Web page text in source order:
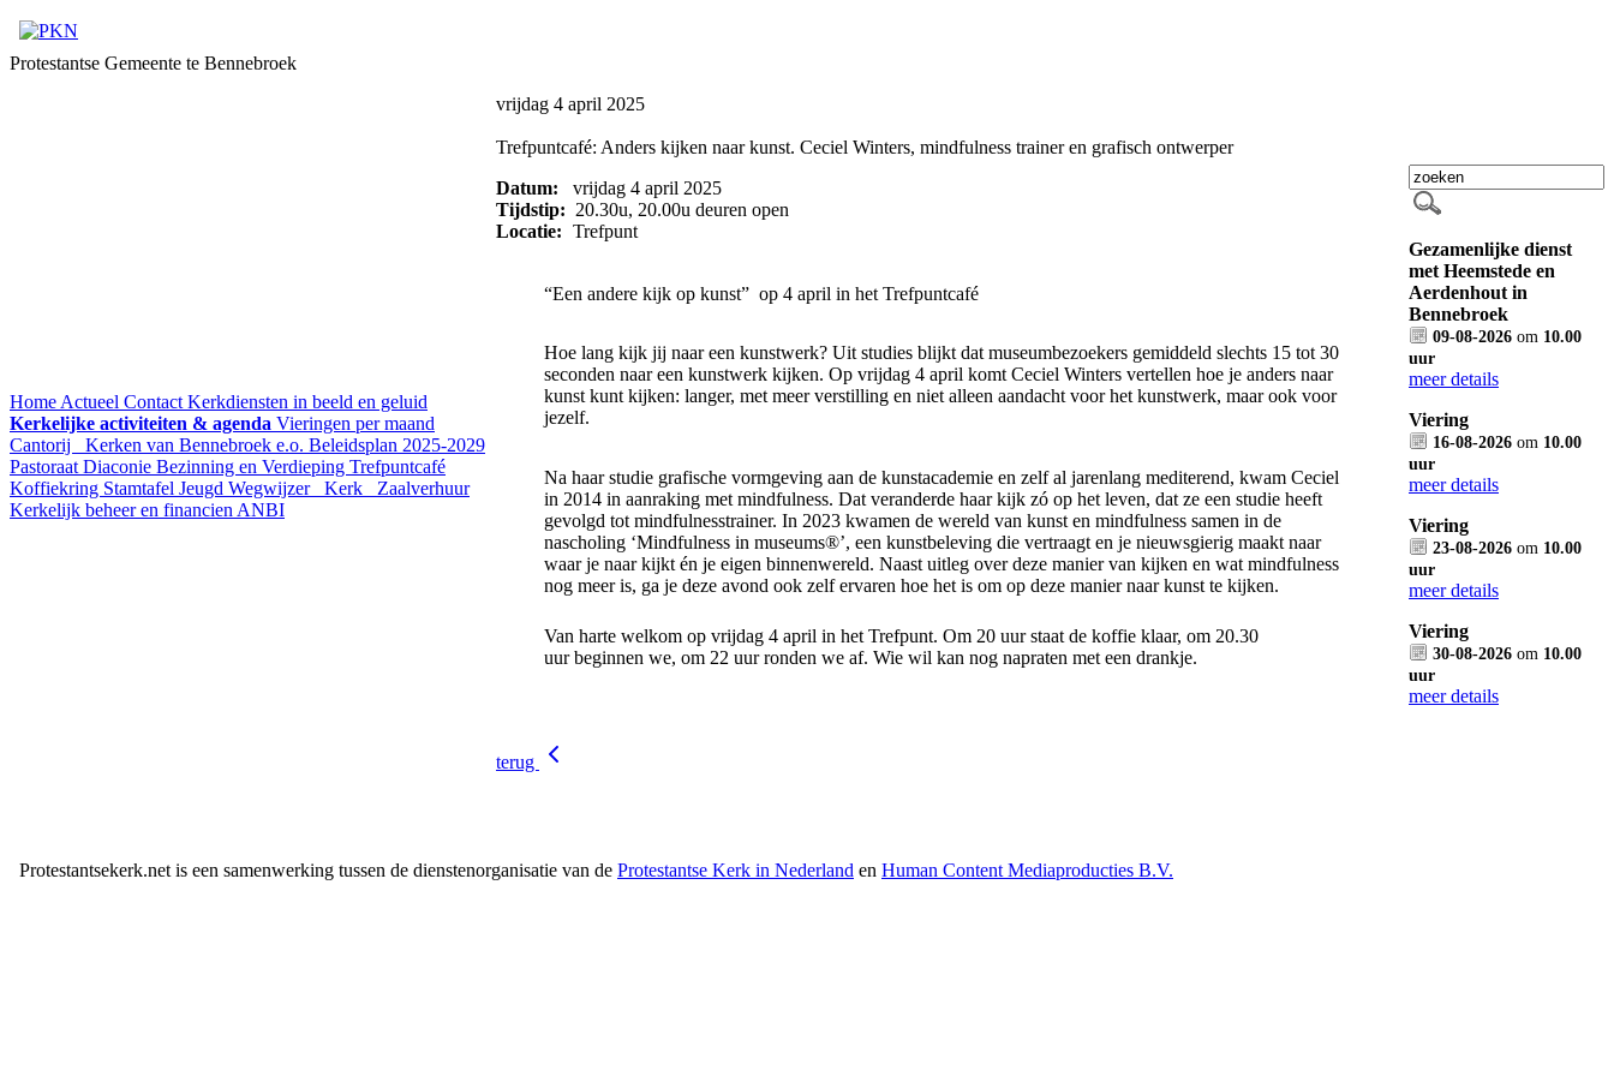
Protestantse Gemeente te Bennebroek
Home Actueel Contact Kerkdiensten in beeld en geluid
Kerkelijke activiteiten & agenda Vieringen per maand
Cantorij
Kerken van Bennebroek e.o. Beleidsplan 2025-2029
Pastoraat Diaconie Bezinning en Verdieping Trefpuntcafé
Koffiekring Stamtafel Jeugd Wegwijzer Kerk
Zaalverhuur
Kerkelijk beheer en financien ANBI
vrijdag 4 april 2025
Trefpuntcafé: Anders kijken naar kunst. Ceciel Winters, mindfulness trainer en grafisch ontwerper
Datum:
vrijdag 4 april 2025
Tijdstip: 20.30u, 20.00u deuren open
Locatie: Trefpunt
“Een andere kijk op kunst” op 4 april in het Trefpuntcafé
Hoe lang kijk jij naar een kunstwerk? Uit studies blijkt dat museumbezoekers gemiddeld slechts 15 tot 30
seconden naar een kunstwerk kijken. Op vrijdag 4 april komt Ceciel Winters vertellen hoe je anders naar
kunst kunt kijken: langer, met meer verstilling en niet alleen aandacht voor het kunstwerk, maar ook voor
jezelf.
Na haar studie grafische vormgeving aan de kunstacademie en zelf al jarenlang mediterend, kwam Ceciel
in 2014 in aanraking met mindfulness. Dat veranderde haar kijk zó op het leven, dat ze een studie heeft
gevolgd tot mindfulnesstrainer. In 2023 kwamen de wereld van kunst en mindfulness samen in de
nascholing ‘Mindfulness in museums®’, een kunstbeleving die vertraagt en je nieuwsgierig maakt naar
waar je naar kijkt én je eigen binnenwereld. Naast uitleg over deze manier van kijken en wat mindfulness
nog meer is, ga je deze avond ook zelf ervaren hoe het is om op deze manier naar kunst te kijken.
Van harte welkom op vrijdag 4 april in het Trefpunt. Om 20 uur staat de koffie klaar, om 20.30
uur beginnen we, om 22 uur ronden we af. Wie wil kan nog napraten met een drankje.
terug
Gezamenlijke dienst
met Heemstede en
Aerdenhout in
Bennebroek
09-08-2026 om 10.00
uur
meer details
Viering
16-08-2026 om 10.00
uur
meer details
Viering
23-08-2026 om 10.00
uur
meer details
Viering
30-08-2026 om 10.00
uur
meer details
Protestantsekerk.net is een samenwerking tussen de dienstenorganisatie van de Protestantse Kerk in Nederland en Human Content Mediaproducties B.V.